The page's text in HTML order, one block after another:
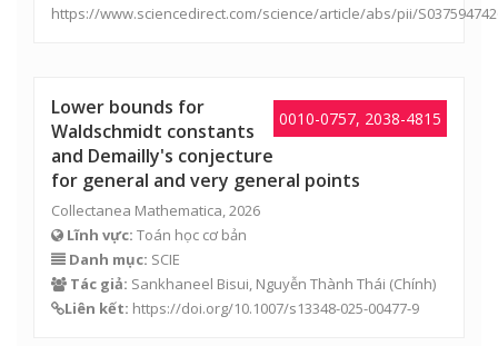
https://www.sciencedirect.com/science/article/abs/pii/
0010-0757, 2038-4815
Lower bounds for
Waldschmidt constants
and Demailly's conjecture
for general and very general points
Collectanea Mathematica, 2026
Lĩnh vực: Toán học cơ bản
Danh mục: SCIE
Tác giả: Sankhaneel Bisui, Nguyễn Thành Thái (Chính)
Liên kết: https://doi.org/10.1007/s13348-025-00477-9